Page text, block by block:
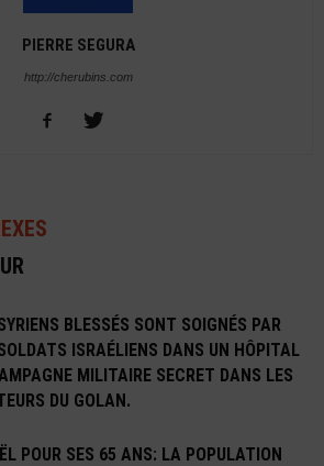
PIERRE SEGURA
http://cherubins.com
BLESSÉS SONT SOIGNÉS PAR
ISRAÉLIENS DANS UN HÔPITAL
MILITAIRE SECRET DANS LES
DU GOLAN.
POUR SES 65 ANS: LA POPULATION